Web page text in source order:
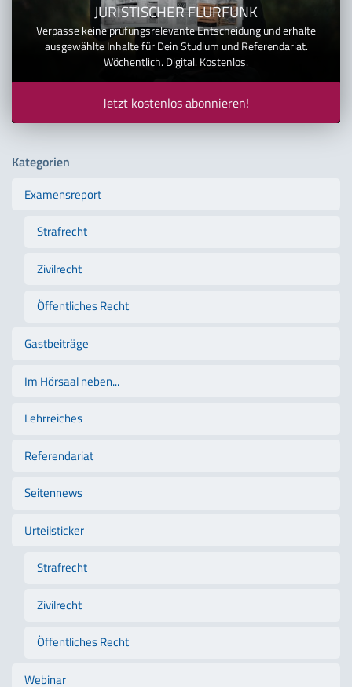
JURISTISCHER FLURFUNK
Verpasse keine prüfungsrelevante Entscheidung und erhalte
ausgewählte Inhalte für Dein Studium und Referendariat.
Wöchentlich. Digital. Kostenlos.
Jetzt kostenlos abonnieren!
Kategorien
Examensreport
Strafrecht
Zivilrecht
Öffentliches Recht
Gastbeiträge
Im Hörsaal neben...
Lehrreiches
Referendariat
Seitennews
Urteilsticker
Strafrecht
Zivilrecht
Öffentliches Recht
Webinar